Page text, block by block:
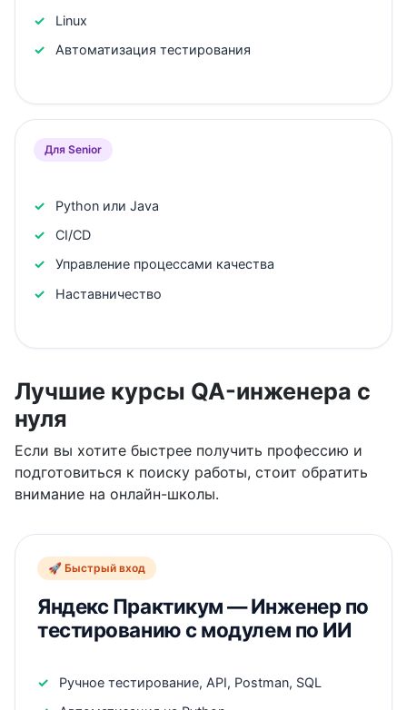
Linux
Автоматизация тестирования
Для Senior
Python или Java
CI/CD
Управление процессами качества
Наставничество
Лучшие курсы QA-инженера с
нуля
Если вы хотите быстрее получить профессию и
подготовиться к поиску работы, стоит обратить
внимание на онлайн-школы.
🚀 Быстрый вход
Яндекс Практикум — Инженер по
тестированию с модулем по ИИ
Ручное тестирование, API, Postman, SQL